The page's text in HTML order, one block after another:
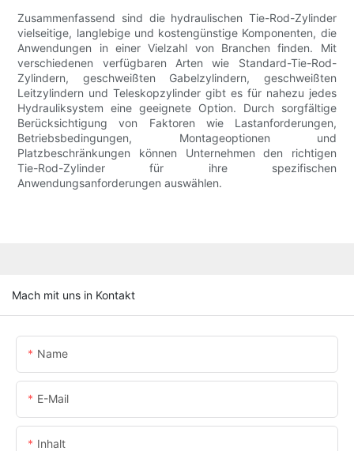
Zusammenfassend sind die hydraulischen Tie-Rod-Zylinder
vielseitige, langlebige und kostengünstige Komponenten, die
Anwendungen in einer Vielzahl von Branchen finden. Mit
verschiedenen verfügbaren Arten wie Standard-Tie-Rod-
Zylindern, geschweißten Gabelzylindern, geschweißten
Leitzylindern und Teleskopzylinder gibt es für nahezu jedes
Hydrauliksystem eine geeignete Option. Durch sorgfältige
Berücksichtigung von Faktoren wie Lastanforderungen,
Betriebsbedingungen, Montageoptionen und
Platzbeschränkungen können Unternehmen den richtigen
Tie-Rod-Zylinder für ihre spezifischen
Anwendungsanforderungen auswählen.
Mach mit uns in Kontakt
Name
E-Mail
Inhalt